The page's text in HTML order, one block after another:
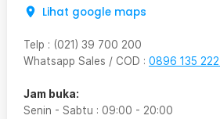
Lihat google maps
Telp : (021) 39 700 200
Whatsapp Sales / COD : 0896 135
Jam buka:
Senin - Sabtu : 09:00 - 20:00